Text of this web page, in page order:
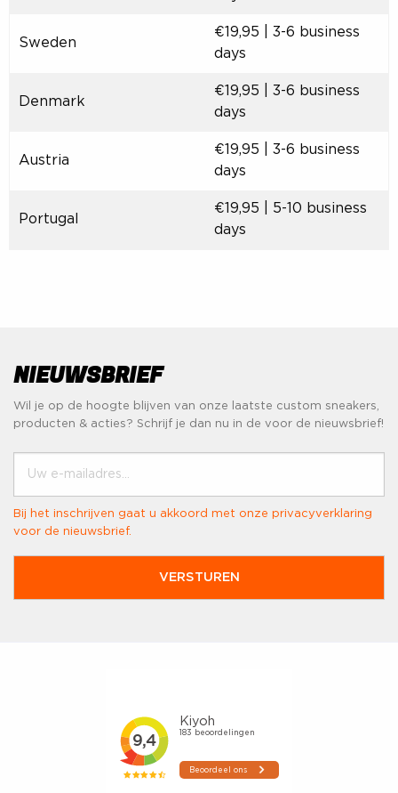
Sweden
€19,95 | 3-6 business
days
Denmark
€19,95 | 3-6 business
days
Austria
€19,95 | 3-6 business
days
Portugal
€19,95 | 5-10 business
days
NIEUWSBRIEF
Wil je op de hoogte blijven van onze laatste custom sneakers,
producten & acties? Schrijf je dan nu in de voor de nieuwsbrief!
Uw e-mailadres...
Bij het inschrijven gaat u akkoord met onze privacyverklaring
voor de nieuwsbrief.